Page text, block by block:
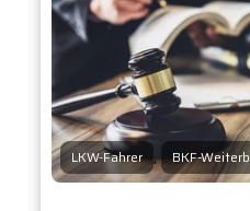
LKW-Fahrer , BKF-